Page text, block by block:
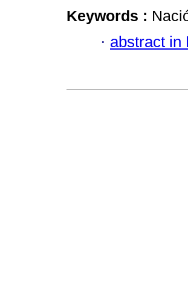
Keywords :
· abstract in